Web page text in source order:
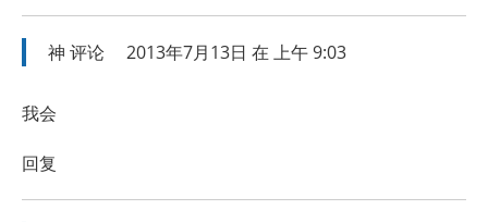
神 评论 2013年7月13日 在 上午 9:03
我会
回复